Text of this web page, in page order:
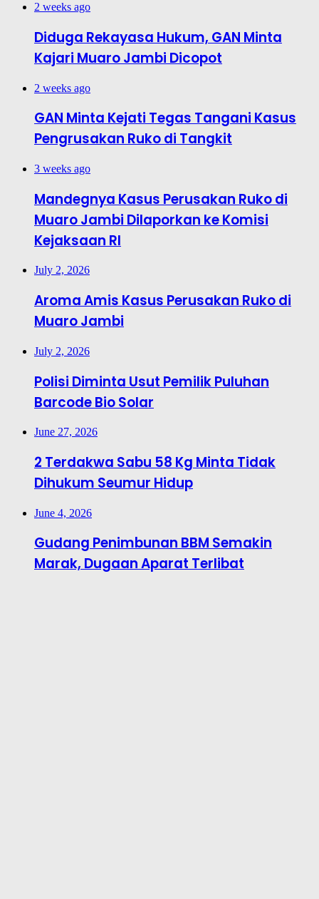
2 weeks ago
Diduga Rekayasa Hukum, GAN Minta
Kajari Muaro Jambi Dicopot
2 weeks ago
GAN Minta Kejati Tegas Tangani Kasus
Pengrusakan Ruko di Tangkit
3 weeks ago
Mandegnya Kasus Perusakan Ruko di
Muaro Jambi Dilaporkan ke Komisi
Kejaksaan RI
July 2, 2026
Aroma Amis Kasus Perusakan Ruko di
Muaro Jambi
July 2, 2026
Polisi Diminta Usut Pemilik Puluhan
Barcode Bio Solar
June 27, 2026
2 Terdakwa Sabu 58 Kg Minta Tidak
Dihukum Seumur Hidup
June 4, 2026
Gudang Penimbunan BBM Semakin
Marak, Dugaan Aparat Terlibat